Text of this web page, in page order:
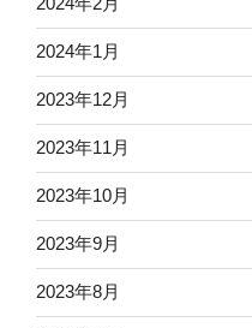
2024年1月
2023年12月
2023年11月
2023年10月
2023年9月
2023年8月